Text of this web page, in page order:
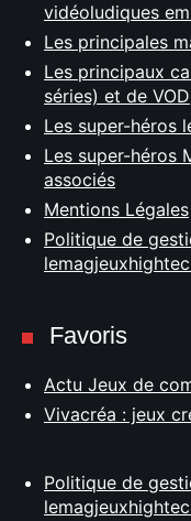
vidéoludiques
Les principales
Les principaux
séries) et de VOD
Les super-héros
Les super-héros
associés
Mentions Légales
Politique de
Favoris
Actu Jeux de
Vivacréa : jeux
Politique de